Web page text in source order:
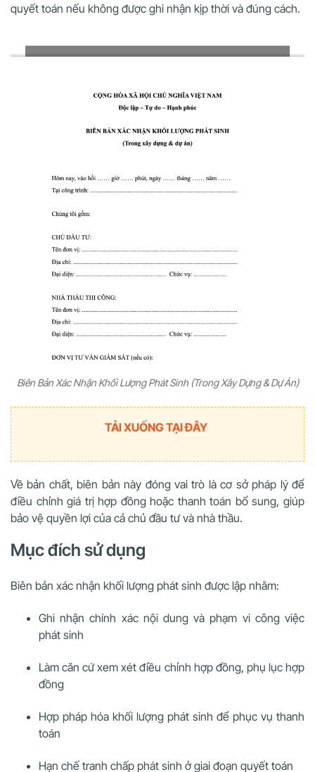
quyết toán nếu không được ghi nhận kịp thời và đúng cách.
Biên Bản Xác Nhận Khối Lượng Phát Sinh (Trong Xây Dựng & Dự Án)
TẢI XUỐNG TẠI ĐÂY
Về bản chất, biên bản này đóng vai trò là cơ sở pháp lý để
điều chỉnh giá trị hợp đồng hoặc thanh toán bổ sung, giúp
bảo vệ quyền lợi của cả chủ đầu tư và nhà thầu.
Mục đích sử dụng
Biên bản xác nhận khối lượng phát sinh được lập nhằm:
Ghi nhận chính xác nội dung và phạm vi công việc
phát sinh
Làm căn cứ xem xét điều chỉnh hợp đồng, phụ lục hợp
đồng
Hợp pháp hóa khối lượng phát sinh để phục vụ thanh
toán
Hạn chế tranh chấp phát sinh ở giai đoạn quyết toán